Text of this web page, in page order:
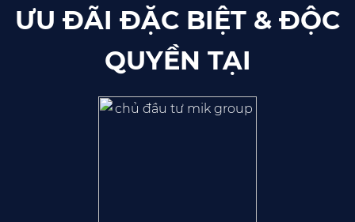
ƯU ĐÃI ĐẶC BIỆT & ĐỘC
QUYỀN TẠI